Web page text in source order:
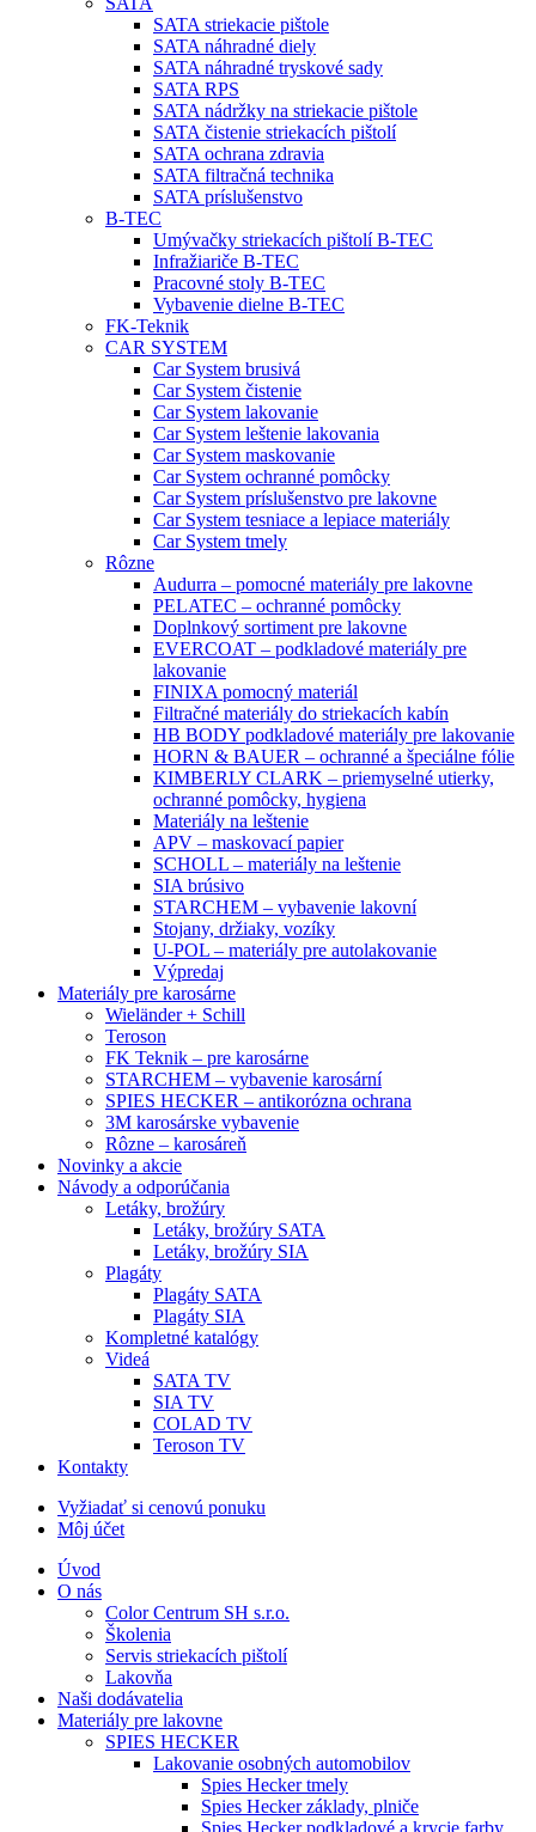
SATA striekacie pištole
SATA náhradné diely
SATA náhradné tryskové sady
SATA RPS
SATA nádržky na striekacie pištole
SATA čistenie striekacích pištolí
SATA ochrana zdravia
SATA filtračná technika
SATA príslušenstvo
B-TEC
Umývačky striekacích pištolí B-TEC
Infražiariče B-TEC
Pracovné stoly B-TEC
Vybavenie dielne B-TEC
FK-Teknik
CAR SYSTEM
Car System brusivá
Car System čistenie
Car System lakovanie
Car System leštenie lakovania
Car System maskovanie
Car System ochranné pomôcky
Car System príslušenstvo pre lakovne
Car System tesniace a lepiace materiály
Car System tmely
Rôzne
Audurra – pomocné materiály pre lakovne
PELATEC – ochranné pomôcky
Doplnkový sortiment pre lakovne
EVERCOAT – podkladové materiály pre
lakovanie
FINIXA pomocný materiál
Filtračné materiály do striekacích kabín
HB BODY podkladové materiály pre lakovanie
HORN & BAUER – ochranné a špeciálne fólie
KIMBERLY CLARK – priemyselné utierky,
ochranné pomôcky, hygiena
Materiály na leštenie
APV – maskovací papier
SCHOLL – materiály na leštenie
SIA brúsivo
STARCHEM – vybavenie lakovní
Stojany, držiaky, vozíky
U-POL – materiály pre autolakovanie
Výpredaj
Materiály pre karosárne
Wieländer + Schill
Teroson
FK Teknik – pre karosárne
STARCHEM – vybavenie karosární
SPIES HECKER – antikorózna ochrana
3M karosárske vybavenie
Rôzne – karosáreň
Novinky a akcie
Návody a odporúčania
Letáky, brožúry
Letáky, brožúry SATA
Letáky, brožúry SIA
Plagáty
Plagáty SATA
Plagáty SIA
Kompletné katalógy
Videá
SATA TV
SIA TV
COLAD TV
Teroson TV
Kontakty
Vyžiadať si cenovú ponuku
Môj účet
Úvod
O nás
Color Centrum SH s.r.o.
Školenia
Servis striekacích pištolí
Lakovňa
Naši dodávatelia
Materiály pre lakovne
SPIES HECKER
Lakovanie osobných automobilov
Spies Hecker tmely
Spies Hecker základy, plniče
Spies Hecker podkladové a krycie farby